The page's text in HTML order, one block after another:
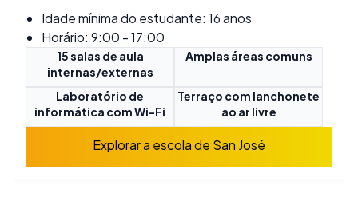
Idade mínima do estudante: 16 anos
Horário: 9:00 - 17:00
15 salas de aula
internas/externas
Amplas áreas comuns
Laboratório de
informática com Wi-Fi
Terraço com lanchonete
ao ar livre
Explorar a escola de San José